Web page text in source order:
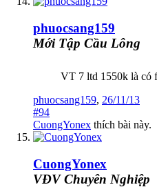
phuocsang159
Mới Tập Cầu Lông
VT 7 ltd 1550k là có
phuocsang159, 26/11/13
#94
CuongYonex thích bài này.
CuongYonex
VĐV Chuyên Nghiệp